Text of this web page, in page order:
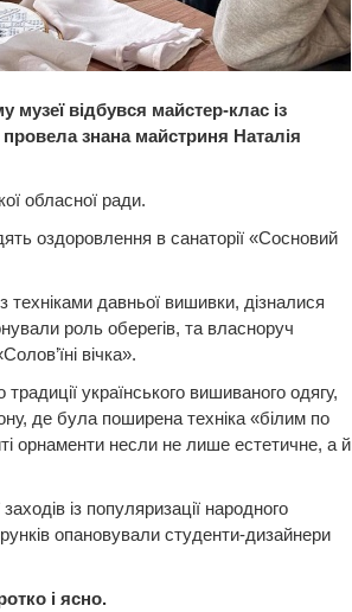
відбувся майстер-клас із
знана майстриня Наталія
обласної ради.
оздоровлення в санаторії «Сосновий
давньої вишивки, дізналися
роль оберегів, та власноруч
вічка».
українського вишиваного одягу,
де була поширена техніка «білим по
орнаменти несли не лише естетичне, а й
із популяризації народного
опановували студенти-дизайнери
і ясно.